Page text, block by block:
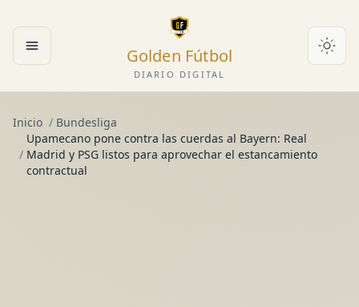
Abrir menú Golden Fútbol
DIARIO DIGITAL
Inicio / Bundesliga
/
Upamecano pone contra las cuerdas al Bayern: Real
Madrid y PSG listos para aprovechar el estancamiento
contractual